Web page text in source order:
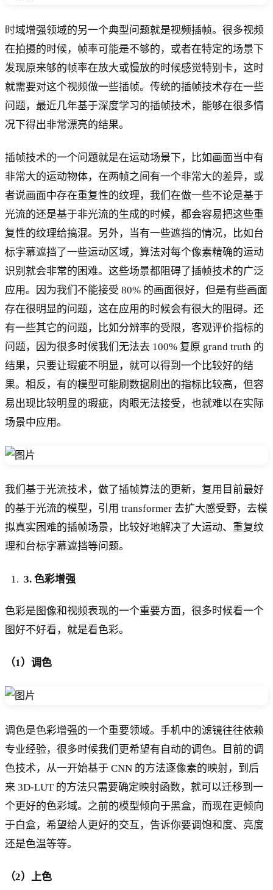
时域增强领域的另一个典型问题就是视频插帧。很多视频
在拍摄的时候，帧率可能是不够的，或者在特定的场景下
发现原来够的帧率在放大或慢放的时候感觉特别卡，这时
就需要对这个视频做一些插帧。传统的插帧技术存在一些
问题，最近几年基于深度学习的插帧技术，能够在很多情
况下得出非常漂亮的结果。
插帧技术的一个问题就是在运动场景下，比如画面当中有
非常大的运动物体，在两帧之间有一个非常大的差异，或
者说画面中存在重复性的纹理，我们在做一些不论是基于
光流的还是基于非光流的生成的时候，都会容易把这些重
复性的纹理给搞混。另外，当有一些遮挡的情况，比如台
标字幕遮挡了一些运动区域，算法对每个像素精确的运动
识别就会非常的困难。这些场景都阻碍了插帧技术的广泛
应用。因为我们不能接受 80% 的画面很好，但是有些画面
存在很明显的问题，这在应用的时候会有很大的阻碍。还
有一些其它的问题，比如分辨率的受限，客观评价指标的
问题，因为很多时候我们无法去 100% 复原 grand truth 的
结果，只要让瑕疵不明显，就可以得到一个比较好的结
果。相反，有的模型可能刷数据刷出的指标比较高，但容
易出现比较明显的瑕疵，肉眼无法接受，也就难以在实际
场景中应用。
我们基于光流技术，做了插帧算法的更新，复用目前最好
的基于光流的模型，引用 transformer 去扩大感受野，去模
拟真实困难的插帧场景，比较好地解决了大运动、重复纹
理和台标字幕遮挡等问题。
3. 色彩增强
色彩是图像和视频表现的一个重要方面，很多时候看一个
图好不好看，就是看色彩。
（1）调色
调色是色彩增强的一个重要领域。手机中的滤镜往往依赖
专业经验，很多时候我们更希望有自动的调色。目前的调
色技术，从一开始基于 CNN 的方法逐像素的映射，到后
来 3D-LUT 的方法只需要确定映射函数，就可以迁移到一
个更好的色彩域。之前的模型倾向于黑盒，而现在更倾向
于白盒，希望给人更好的交互，告诉你要调饱和度、亮度
还是色温等等。
（2）上色